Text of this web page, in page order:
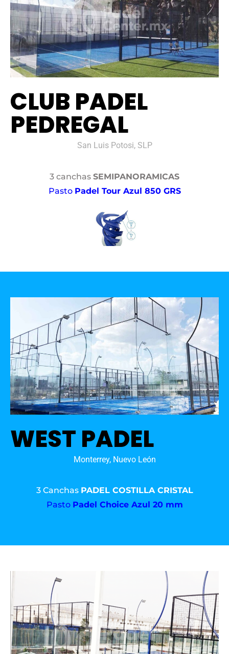
CLUB PADEL
PEDREGAL
San Luis Potosi, SLP
3 canchas SEMIPANORAMICAS
Pasto Padel Tour Azul 850 GRS
WEST PADEL
Monterrey, Nuevo León
3 Canchas PADEL COSTILLA CRISTAL
Pasto Padel Choice Azul 20 mm